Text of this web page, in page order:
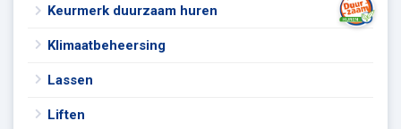
Keurmerk duurzaam huren
Klimaatbeheersing
Lassen
Liften